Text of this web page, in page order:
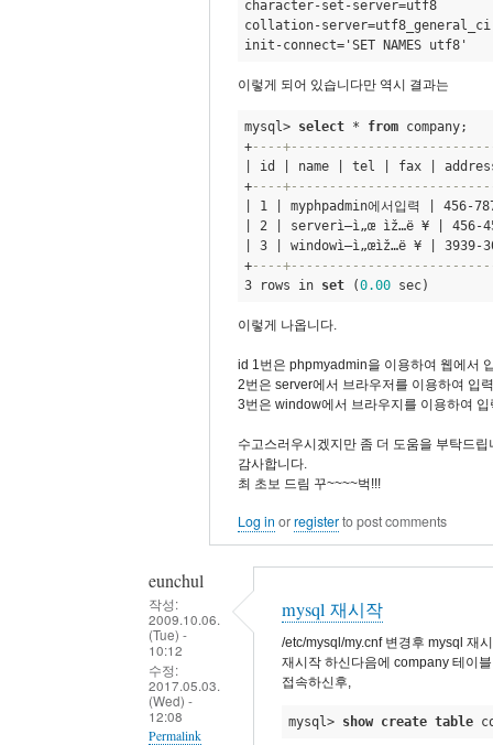
character-set-server=utf8
collation-server=utf8 _general_
init-connect='SET NAMES utf8'
이렇게 되어 있습니다만 역시 결과는
mysql> select * from company;
+----
| id | name | tel | fax |
+----
| 1 | myphpadmin에서입력 | 456-
| 2 | serverì—ì„œ ìž…ë ¥ | 456-
| 3 | windowì—ì„œìž…ë ¥ | 3939-
+----
3 rows in set (0.00 sec)
이렇게 나옵니다.
id 1번은 phpmyadmin을 이용하여 웹에서
2번은 server에서 브라우저를 이용하여 입력
3번은 window에서 브라우지를 이용하여
수고스러우시겠지만 좀 더 도움을 부탁드립
감사합니다.
최 초보 드림 꾸~~~~벅!!!
Log in orregisterto post comments
eunchul
작성:
2009.10.06.
(Tue) -
10:12
수정:
2017.05.03.
(Wed) -
12:08
Permalink
mysql 재시작
/etc/mysql/my.cnf 변경후 mysql 재
재시작 하신다음에 company 테이
접속하신후,
mysql> show create table